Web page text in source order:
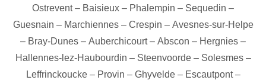
Ostrevent– Baisieux – Phalempin – Sequedin –
Guesnain – Marchiennes– Crespin – Avesnes-sur-Helpe
– Bray-Dunes – Auberchicourt– Abscon – Hergnies –
Hallennes-lez-Haubourdin – Steenvoorde– Solesmes–
Leffrinckoucke– Provin – Ghyvelde– Escautpont–